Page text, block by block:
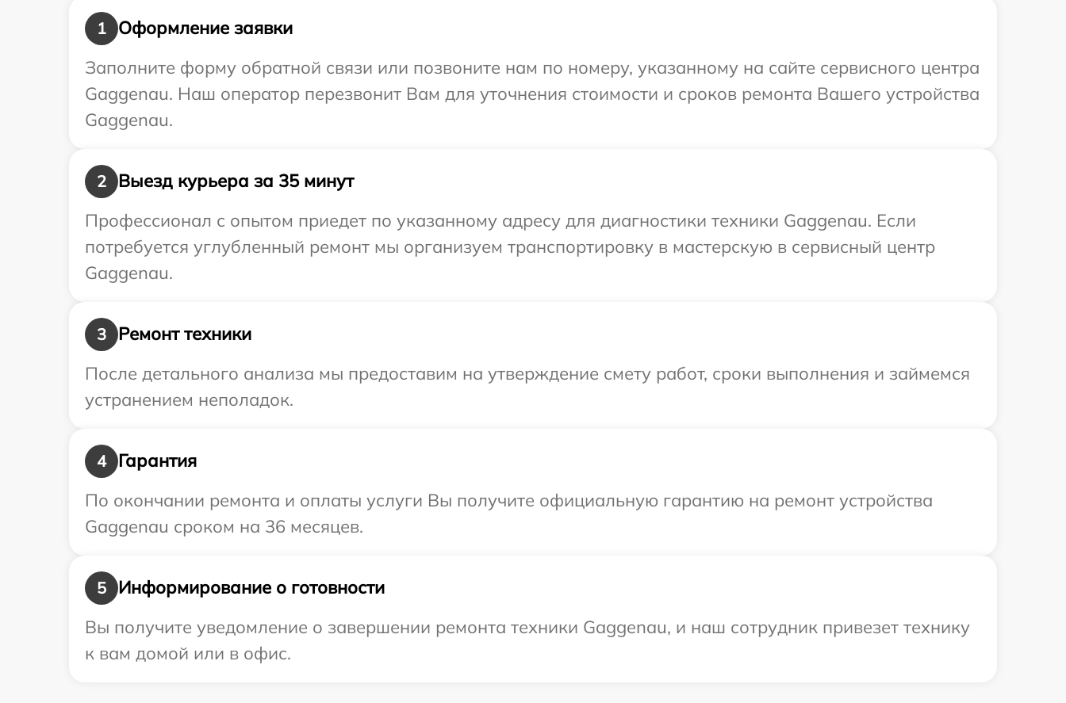
1
Оформление заявки
Заполните форму обратной связи или позвоните нам по номеру, указанному на сайте сервисного центра
Gaggenau. Наш оператор перезвонит Вам для уточнения стоимости и сроков ремонта Вашего устройства
Gaggenau.
2
Выезд курьера за 35 минут
Профессионал с опытом приедет по указанному адресу для диагностики техники Gaggenau. Если
потребуется углубленный ремонт мы организуем транспортировку в мастерскую в сервисный центр
Gaggenau.
3
Ремонт техники
После детального анализа мы предоставим на утверждение смету работ, сроки выполнения и займемся
устранением неполадок.
4
Гарантия
По окончании ремонта и оплаты услуги Вы получите официальную гарантию на ремонт устройства
Gaggenau сроком на 36 месяцев.
5
Информирование о готовности
Вы получите уведомление о завершении ремонта техники Gaggenau, и наш сотрудник привезет технику
к вам домой или в офис.